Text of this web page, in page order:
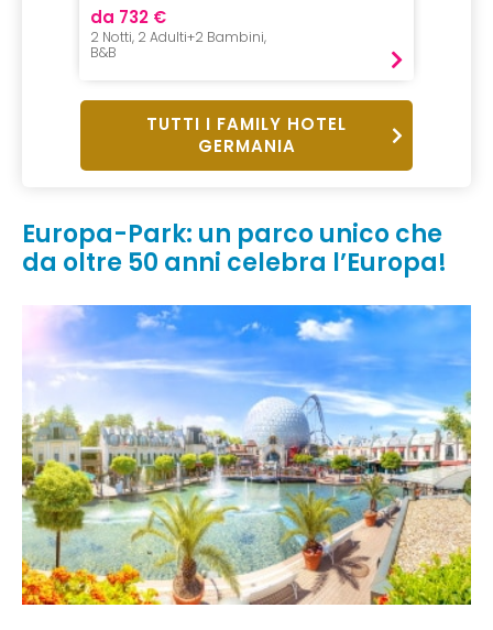
da 732 €
2 Notti, 2 Adulti+2 Bambini,
B&B
TUTTI I FAMILY HOTEL
GERMANIA
Europa-Park: un parco unico che
da oltre 50 anni celebra l’Europa!